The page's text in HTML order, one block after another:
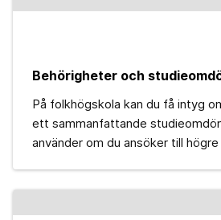
Behörigheter och
På folkhögskola kan du få intyg
ett sammanfattande
använder om du ansöker till